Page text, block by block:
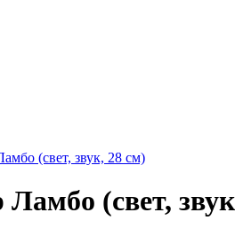
(свет, звук, 28 см)
(свет,